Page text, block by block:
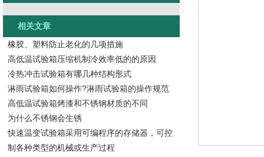
相关文章
橡胶、塑料防止老化的几项措施
高低温试验箱压缩机制冷效率低的的原因
冷热冲击试验箱有哪几种结构形式
淋雨试验箱如何操作?淋雨试验箱的操作规范
高低温试验箱烤漆和不锈钢材质的不同
为什么不锈钢会生锈
快速温变试验箱采用可编程序的存储器，可控
制各种类型的机械或生产过程